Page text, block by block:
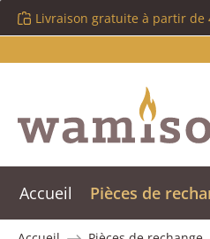
au contenu principal
Passer à la recherche
Passer à la navigation
Livraison gratuite à partir de
Accueil Pièces de